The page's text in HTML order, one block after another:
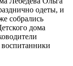
одеты, и
собрались
дома